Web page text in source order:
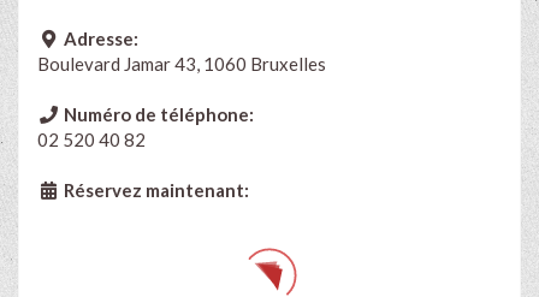
Adresse:
Boulevard Jamar 43, 1060 Bruxelles
Numéro de téléphone:
02 520 40 82
Réservez maintenant: